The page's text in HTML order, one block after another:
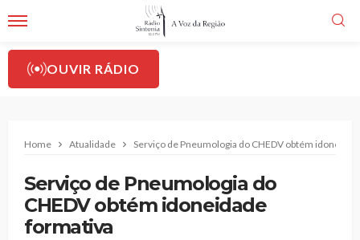
OUVIR RÁDIO
Home Atualidade Serviço de Pneumologia do CHEDV obtém
Serviço de Pneumologia do
CHEDV obtém idoneidade
formativa